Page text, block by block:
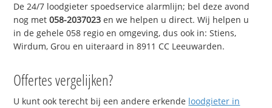
De 24/7 loodgieter spoedservice alarmlijn; bel deze avond
nog met058-2037023 en we helpen u direct. Wij helpen u
in de gehele 058 regio en omgeving, dus ook in: Stiens,
Wirdum, Grou en uiteraard in 8911 CC Leeuwarden.
Offertes vergelijken?
U kunt ook terecht bij een andere erkende loodgieter in